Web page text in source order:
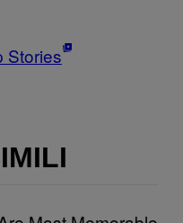
Stories